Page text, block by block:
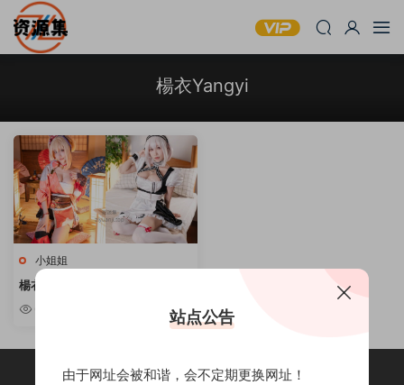
楊衣Yangyi
小姐姐
楊衣Yangyi – 性感可爱写真套图
合集 [持续更新]
站点公告
由于网址会被和谐，会不定期更换网址！